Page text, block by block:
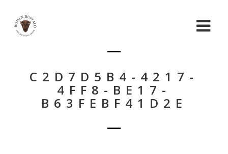
C2D7D5B4-4217-
4FF8-BE17-
B63FEBF41D2E